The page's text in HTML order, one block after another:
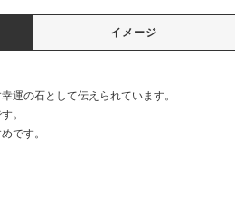
イメージ
運の石として伝えられています。
。
です。